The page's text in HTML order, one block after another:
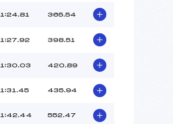
1:24.81 365.54
1:27.92 398.51
1:30.03 420.89
1:31.45 435.94
1:42.44 552.47